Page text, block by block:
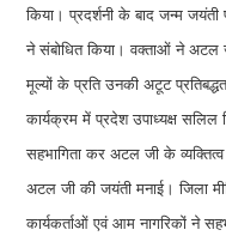
किया। प्रदर्शनी के बाद जन्म
ने संबोधित किया। वक्ताओं ने अटल
मूल्यों के प्रति उनकी अटूट
कार्यक्रम में प्रदेश उपाध्यक्ष सलिल
सहभागिता कर अटल जी के
अटल जी की जयंती मनाई। जिला
कार्यकर्ताओं एवं आम नागरिकों ने